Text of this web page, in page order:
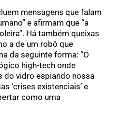
mensagens que falam
e afirmam que “a
Há também queixas
a de um robô que
da seguinte forma: “O
high-tech onde
do vidro espiando nossa
‘crises existenciais’ e
como uma